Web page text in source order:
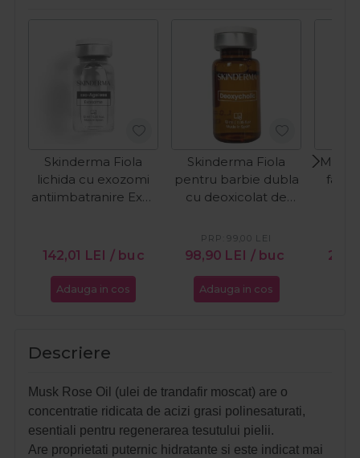
Skinderma Fiola
lichida cu exozomi
antiimbatranire Exo-
142,01 LEI / buc
Adauga in cos
Skinderma Fiola
pentru barbie dubla
cu deoxicolat de
Deoxycholic 10ml
98,90 LEI / buc
PRP:99,00 LEI
Adauga in cos
fata
Descriere
Musk Rose Oil (ulei de trandafir moscat) are o
concentratie ridicata de acizi grasi polinesaturati,
esentiali pentru regenerarea tesutului pielii.
Are proprietati puternic hidratante si este indicat mai